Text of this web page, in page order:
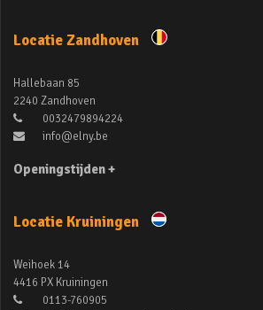
Locatie Zandhoven
Hallebaan 85
2240 Zandhoven
0032479894224
info@elny.be
Openingstijden +
Locatie Kruiningen
Weihoek 14
4416 PX Kruiningen
0113-760905